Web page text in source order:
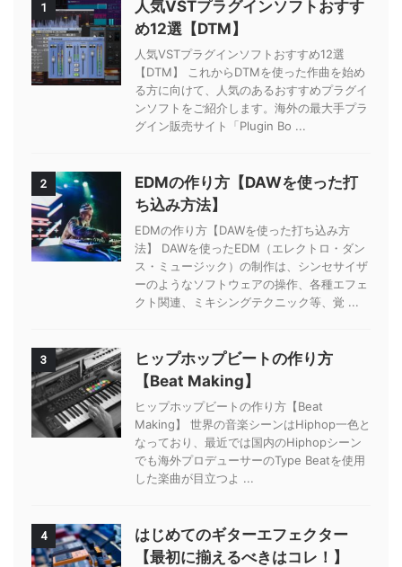
1
人気VSTプラグインソフトおすす
め12選【DTM】
人気VSTプラグインソフトおすすめ12選
【DTM】 これからDTMを使った作曲を始め
る方に向けて、人気のあるおすすめプラグイ
ンソフトをご紹介します。海外の最大手プラ
グイン販売サイト「Plugin Bo ...
2
EDMの作り方【DAWを使った打
ち込み方法】
EDMの作り方【DAWを使った打ち込み方
法】 DAWを使ったEDM（エレクトロ・ダン
ス・ミュージック）の制作は、シンセサイザ
ーのようなソフトウェアの操作、各種エフェ
クト関連、ミキシングテクニック等、覚 ...
3
ヒップホップビートの作り方
【Beat Making】
ヒップホップビートの作り方【Beat
Making】 世界の音楽シーンはHiphop一色と
なっており、最近では国内のHiphopシーン
でも海外プロデューサーのType Beatを使用
した楽曲が目立つよ ...
4
はじめてのギターエフェクター
【最初に揃えるべきはコレ！】